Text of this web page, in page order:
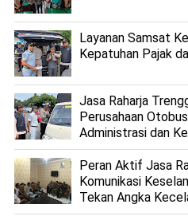
Layanan Samsat
Kepatuhan Pajak
Jasa Raharja
Perusahaan
Administrasi dan
Peran Aktif Jasa
Komunikasi
Tekan Angka